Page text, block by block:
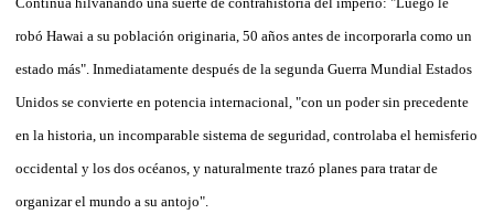
robó Hawai a su población originaria, 50 años antes de incorporarla como un
estado más". Inmediatamente después de la segunda Guerra Mundial Estados
Unidos se convierte en potencia internacional, "con un poder sin precedente
en la historia, un incomparable sistema de seguridad, controlaba el hemisferio
occidental y los dos océanos, y naturalmente trazó planes para tratar de
organizar el mundo a su antojo".